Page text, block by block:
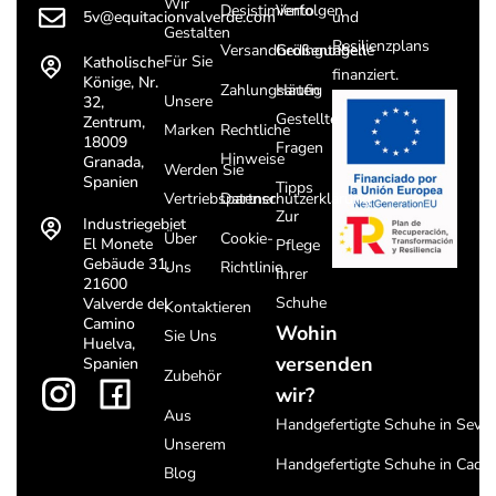
5v@equitacionvalverde.com
Katholische
Könige, Nr.
32,
Zentrum,
18009
Granada,
Spanien
Industriegebiet
El Monete
Gebäude 31,
21600
Valverde del
Camino
Huelva,
Spanien
Gestalten
Für Sie
Unsere
Marken
Werden Sie
Vertriebspartner
Über
Uns
Kontaktieren
Sie Uns
Zubehör
Aus
Unserem
Blog
Desistimiento
Versandbedingungen
Zahlungsarten
Rechtliche
Hinweise
Datenschutzerklärung
Cookie-
Richtlinie
Verfolgen
Größentabelle
Häufig
Gestellte
Fragen
Tipps
Zur
Pflege
Ihrer
Schuhe
Wohin
versenden
wir?
Handgefertigte Schuhe in
Handgefertigte Schuhe in Cadiz
und
Resilienzplans
finanziert.